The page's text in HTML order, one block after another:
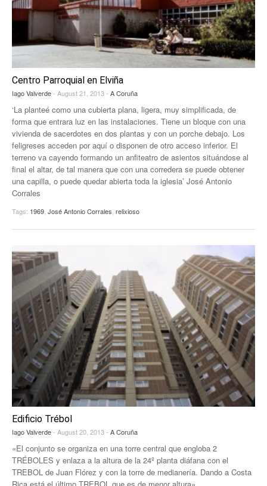
Centro Parroquial en Elviña
Iago Valverde- August 21, 2013 - A Coruña
‘La planteé como una cubierta plana, ligera, muy simplificada, de
forma que entrara luz en las instalaciones. Tiene un bloque con una
vivienda de sacerdotes en dos plantas y con un porche debajo. Los
feligreses acceden por aquí o disponen de otro acceso inferior. El
terreno va cayendo formando un anfiteatro de asientos situándose al
final el altar, de tal manera que con una corredera se puede obtener
una capilla, o puede quedar abierta toda la iglesia’ José Antonio
Corrales
Tags: 1969, José Antonio Corrales, relixioso
Edificio Trébol
Iago Valverde- August 20, 2013 - A Coruña
«El conjunto se organiza en una torre central que engloba 2
TRÉBOLES y enlaza a la altura de la 24º planta diáfana con el
TREBOL de Juan Flórez y con la torre de medianería. Dando a Costa